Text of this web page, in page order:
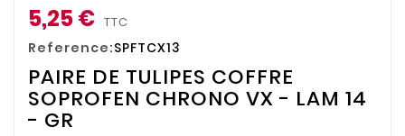
5,25 € TTC
Reference:SPFTCX13
PAIRE DE TULIPES COFFRE
SOPROFEN CHRONO VX - LAM 14
- GR